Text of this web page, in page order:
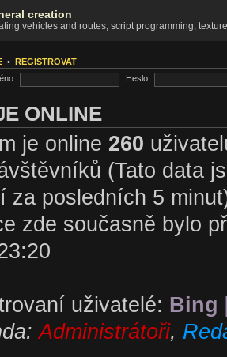
creation
vehicles and routes, script programming,
• REGISTROVAT
Heslo:
ONLINE
je online 260
(Tato data
za posledních 5
zde současně bylo
uživatelé: Bing
Administrátoři,